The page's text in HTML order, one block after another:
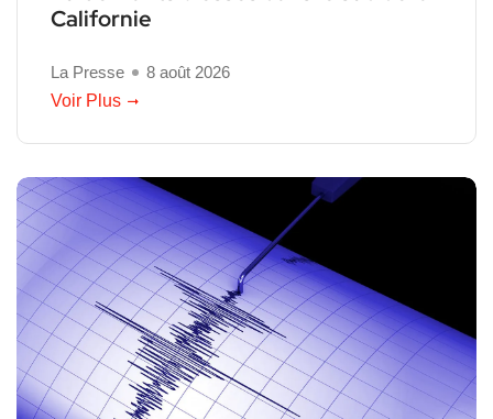
Californie
La Presse
8 août 2026
Voir Plus